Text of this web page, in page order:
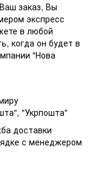
заказ, Вы
экспресс
в любой
когда он будет в
"Нова
"Укрпошта"
доставки
с менеджером